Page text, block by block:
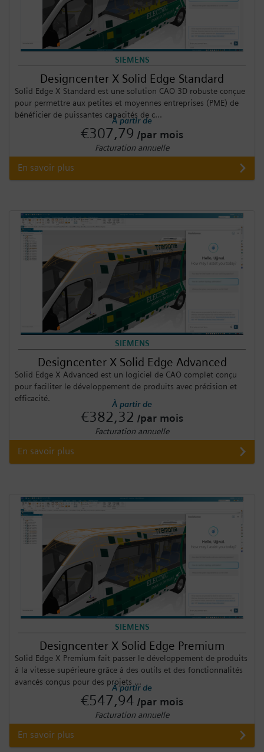
SIEMENS
Designcenter X Solid Edge Standard
Solid Edge X Standard est une solution CAO 3D robuste conçue
pour permettre aux petites et moyennes entreprises (PME) de
bénéficier de puissantes capacités de c...
À partir de
€307,79 /par mois
Facturation annuelle
En savoir plus
SIEMENS
Designcenter X Solid Edge Advanced
Solid Edge X Advanced est un logiciel de CAO complet conçu
pour faciliter le développement de produits avec précision et
efficacité.
À partir de
€382,32 /par mois
Facturation annuelle
En savoir plus
SIEMENS
Designcenter X Solid Edge Premium
Solid Edge X Premium fait passer le développement de produits
à la vitesse supérieure grâce à des outils et des fonctionnalités
avancés conçus pour des projets ...
À partir de
€547,94 /par mois
Facturation annuelle
En savoir plus